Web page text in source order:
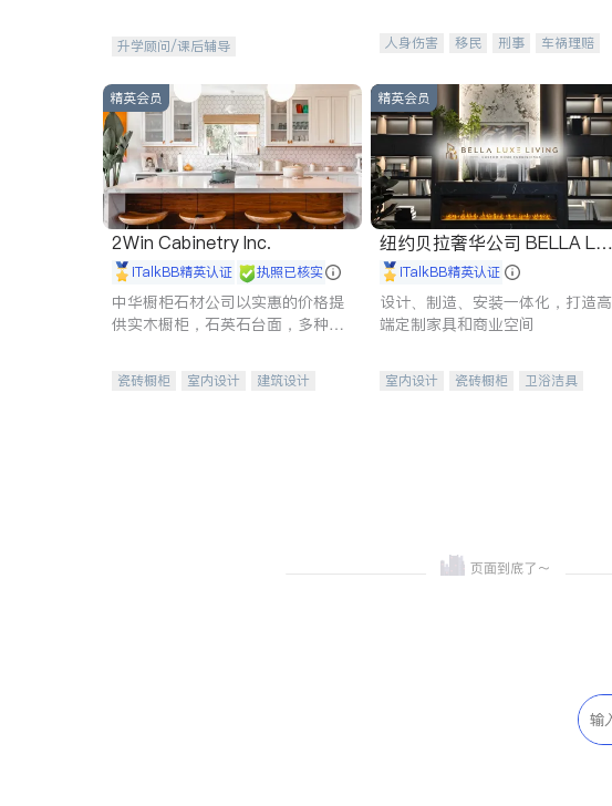
升学顾问/课后辅导 人身伤害 移民 刑事
车祸理赔
商标注册
索赔 律师-其它 保释
精英会员
2Win Cabinetry Inc.
iTalkBB精英认证 执照已核实
中华橱柜石材公司以实惠的价格提
供实木橱柜，石英石台面，多种优
机。品质厨房，家的选择。
瓷砖橱柜 室内设计
建筑设计
精英会员
纽约贝拉奢华公司 BELLA LUX
E iTalkBB精英认证
设计、制造、安装一体化，打造高
端定制家具和商业空间
室内设计 瓷砖橱柜
卫浴洁具